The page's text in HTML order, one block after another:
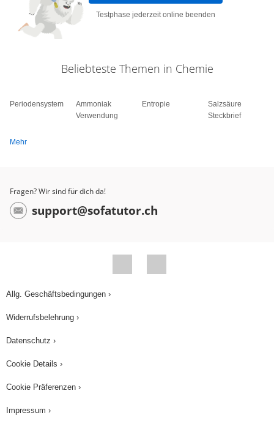
Testphase jederzeit online beenden
Beliebteste Themen in Chemie
Periodensystem
Ammoniak
Verwendung
Entropie
Salzsäure
Steckbrief
Mehr
Fragen? Wir sind für dich da!
support@sofatutor.ch
Allg. Geschäftsbedingungen ›
Widerrufsbelehrung ›
Datenschutz ›
Cookie Details ›
Cookie Präferenzen ›
Impressum ›